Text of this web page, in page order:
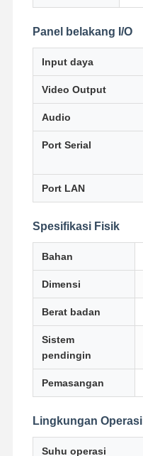
Rumah
Kontrol
Kualitas
Kami
Firewall Mini PC
PC Mini Industri
1U Rackmount PC
PC Mini POE
NAS Mini PC
Celeron Mini PC
Core Mini PC
PC Mini Kantor
Panel belakang I/O
Input daya
Video Output
Audio
Port Serial
Port LAN
Spesifikasi Fisik
Bahan
Dimensi
Berat badan
Sistem
pendingin
Pemasangan
Lingkungan Operasi
Suhu operasi